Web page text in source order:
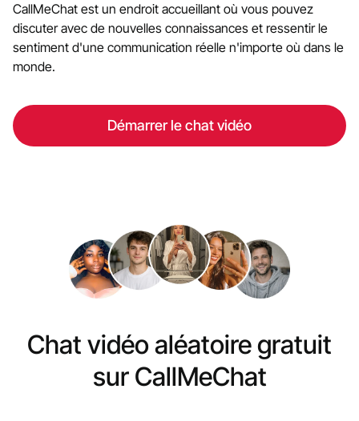
CallMeChat est un endroit accueillant où vous pouvez
discuter avec de nouvelles connaissances et ressentir le
sentiment d'une communication réelle n'importe où dans le
monde.
Démarrer le chat vidéo
Chat vidéo aléatoire gratuit
sur CallMeChat